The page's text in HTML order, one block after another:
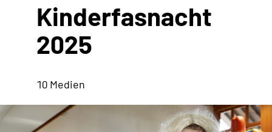
Kinderfasnacht
2025
10 Medien